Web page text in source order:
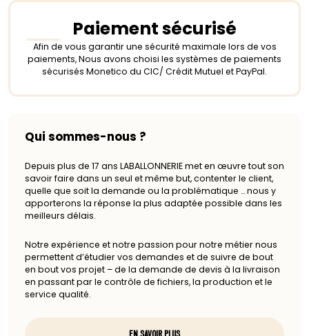
Paiement sécurisé
Afin de vous garantir une sécurité maximale lors de vos
paiements, Nous avons choisi les systèmes de paiements
sécurisés Monetico du CIC/ Crédit Mutuel et PayPal.
Qui sommes-nous ?
Depuis plus de 17 ans LABALLONNERIE met en œuvre tout son
savoir faire dans un seul et même but, contenter le client,
quelle que soit la demande ou la problématique … nous y
apporterons la réponse la plus adaptée possible dans les
meilleurs délais.
Notre expérience et notre passion pour notre métier nous
permettent d’étudier vos demandes et de suivre de bout
en bout vos projet – de la demande de devis à la livraison
en passant par le contrôle de fichiers, la production et le
service qualité.